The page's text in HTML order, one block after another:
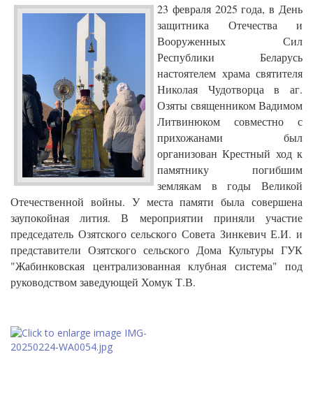
23 февраля 2025 года, в День
защитника Отечества и
Вооруженных Сил
Республики Беларусь
настоятелем храма святителя
Николая Чудотворца в аг.
Озяты священником Вадимом
Литвинюком совместно с
прихожанами был
организован Крестный ход к
памятнику погибшим
землякам в годы Великой
Отечественной войны. У места памяти была совершена
заупокойная лития. В мероприятии приняли участие
председатель Озятского сельского Совета Зинкевич Е.И. и
представители Озятского сельского Дома Культуры ГУК
"Жабинковская централизованная клубная система" под
руководством заведующей Хомук Т.В.